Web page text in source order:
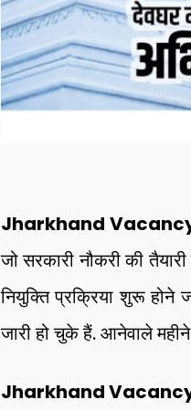
Jharkhand
जो सरकारी नौकरी की
नियुक्ति प्रक्रिया शुरू होने
जारी हो चुके हैं. आनेवाले
Jharkhand Vacancy